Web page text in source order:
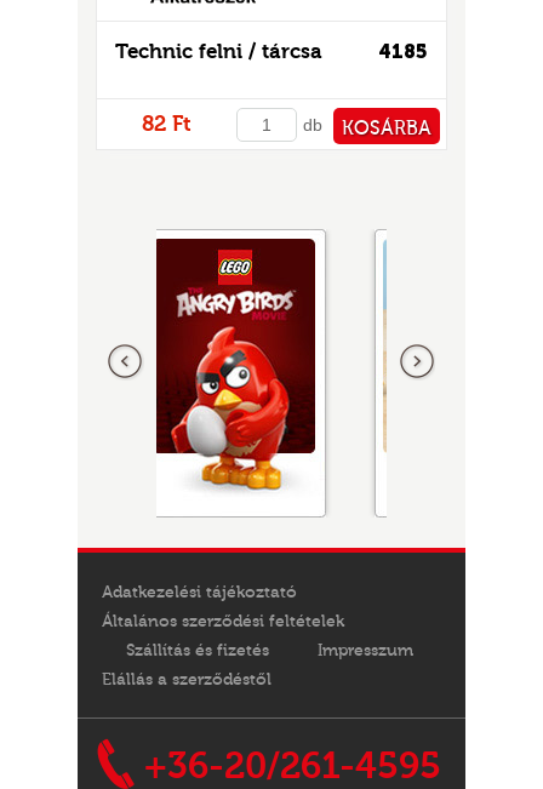
4185
Technic felni / tárcsa
82 Ft db KOSÁRBA
Adatkezelési tájékoztató
Általános szerződési feltételek
Szállítás és fizetés
Impresszum
Elállás a szerződéstől
+36-20/261-4595